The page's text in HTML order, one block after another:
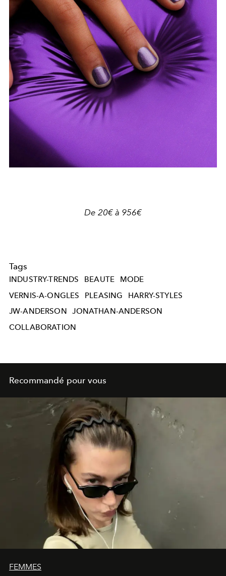
De 20€ à 956€
Tags
INDUSTRY-TRENDS BEAUTE
MODE
VERNIS-A-ONGLES
PLEASING
HARRY-STYLES
JW-ANDERSON
JONATHAN-ANDERSON
COLLABORATION
Recommandé pour vous
FEMMES